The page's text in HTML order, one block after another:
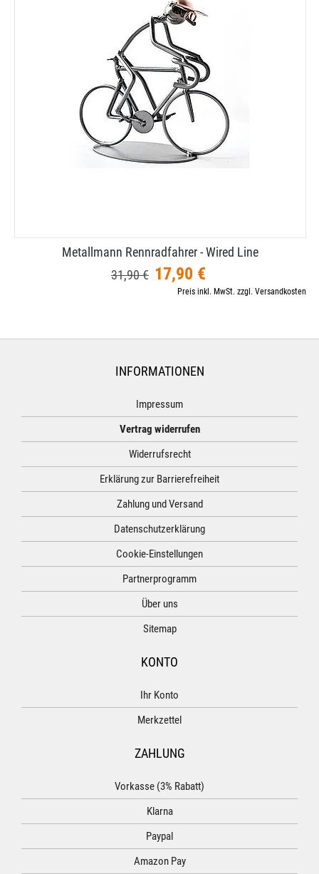
Metallmann Rennradfahrer - Wired Line
31,90 € 17,90 €
Preis inkl. MwSt. zzgl. Versandkosten
INFORMATIONEN
Impressum
Vertrag widerrufen
Widerrufsrecht
Erklärung zur Barrierefreiheit
Zahlung und Versand
Datenschutzerklärung
Cookie-Einstellungen
Partnerprogramm
Über uns
Sitemap
KONTO
Ihr Konto
Merkzettel
ZAHLUNG
Vorkasse (3% Rabatt)
Klarna
Paypal
Amazon Pay